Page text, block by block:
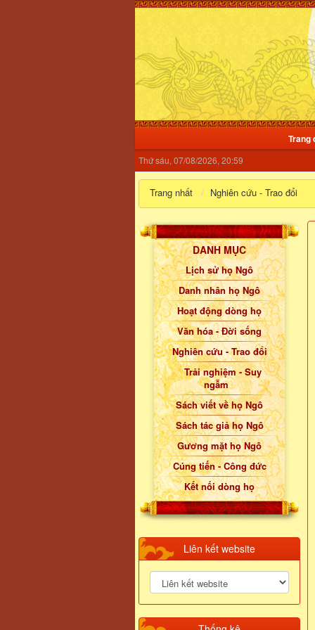
Trang
Thứ sáu, 07/08/2026, 20:59
Trang nhất Nghiên cứu - Trao đổi
DANH MỤC
Lịch sử họ Ngô
Danh nhân họ Ngô
Hoạt động dòng họ
Văn hóa - Đời sống
Nghiên cứu - Trao đổi
Trải nghiệm - Suy
ngẫm
Sách viết về họ Ngô
Sách tác giả họ Ngô
Gương mặt họ Ngô
Cúng tiến - Công đức
Kết nối dòng họ
Liên kết website